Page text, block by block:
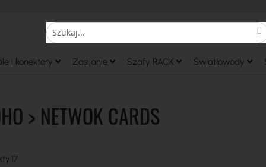
Search
i konektory Zasilanie Szafy RACK Światłowody
> NETWOK CARDS
17